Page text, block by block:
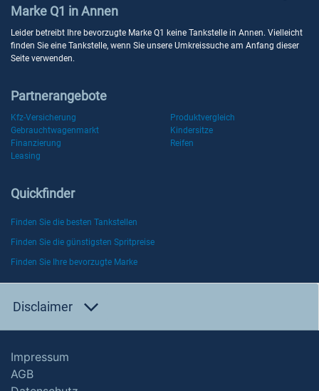
Marke Q1 in Annen
Leider betreibt Ihre bevorzugte Marke Q1 keine Tankstelle in Annen. Vielleicht
finden Sie eine Tankstelle, wenn Sie unsere Umkreissuche am Anfang dieser
Seite verwenden.
Partnerangebote
Kfz-Versicherung
Produktvergleich
Gebrauchtwagenmarkt
Kindersitze
Finanzierung
Reifen
Leasing
Quickfinder
Finden Sie die besten Tankstellen
Finden Sie die günstigsten Spritpreise
Finden Sie Ihre bevorzugte Marke
Disclaimer
Impressum
AGB